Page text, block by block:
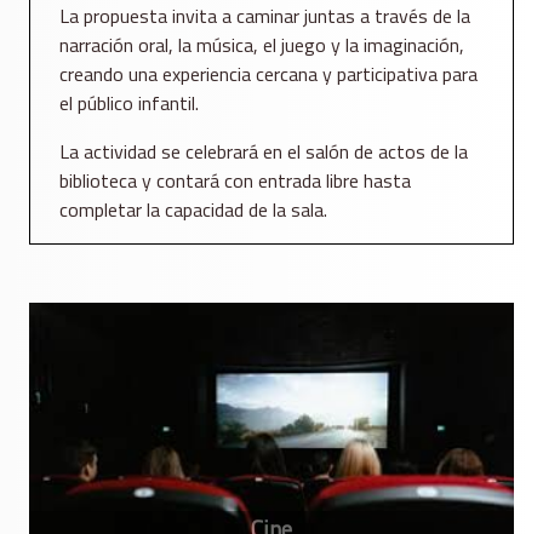
La propuesta invita a caminar juntas a través de la
narración oral, la música, el juego y la imaginación,
creando una experiencia cercana y participativa para
el público infantil.
La actividad se celebrará en el salón de actos de la
biblioteca y contará con entrada libre hasta
completar la capacidad de la sala.